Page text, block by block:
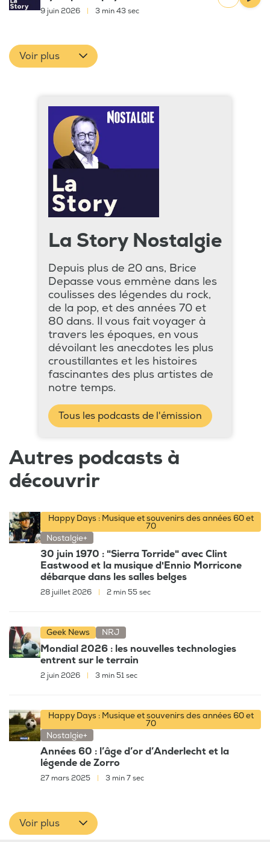
9 juin 2026 3 min 43 sec
Voir plus
La Story Nostalgie
Depuis plus de 20 ans, Brice
Depasse vous emmène dans les
coulisses des légendes du rock,
de la pop, et des années 70 et
80 dans. Il vous fait voyager à
travers les époques, en vous
dévoilant les anecdotes les plus
croustillantes et les histoires
fascinantes des plus artistes de
notre temps.
Tous les podcasts de l'émission
Autres podcasts à
découvrir
Happy Days : Musique et souvenirs des années 60 et
70
Nostalgie+
30 juin 1970 : "Sierra Torride" avec Clint
Eastwood et la musique d'Ennio Morricone
débarque dans les salles belges
28 juillet 2026 2 min 55 sec
Geek News NRJ
Mondial 2026 : les nouvelles technologies
entrent sur le terrain
2 juin 2026 | 3 min 51 sec
Happy Days : Musique et souvenirs des années 60 et
70
Nostalgie+
Années 60 : l’âge d’or d’Anderlecht et la
légende de Zorro
27 mars 2025 3 min 7 sec
Voir plus